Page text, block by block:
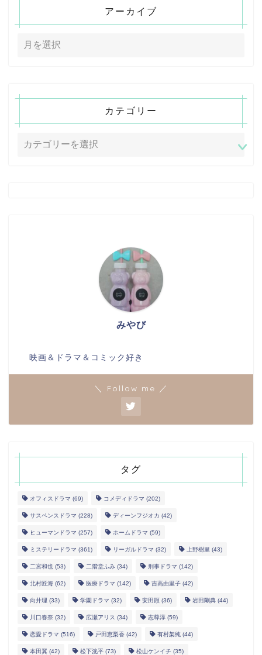
アーカイブ
カテゴリー
みやび
映画＆ドラマ＆コミック好き
＼ Follow me ／
タグ
オフィスドラマ (69) コメディドラマ (202)
サスペンスドラマ (228) ディーンフジオカ (42)
ヒューマンドラマ (257) ホームドラマ (59)
ミステリードラマ (361) リーガルドラマ (32) 上野樹里 (43)
二宮和也 (53) 二階堂ふみ (34) 刑事ドラマ (142)
北村匠海 (62) 医療ドラマ (142) 吉高由里子 (42)
向井理 (33) 学園ドラマ (32) 安田顕 (36) 岩田剛典 (44)
川口春奈 (32) 広瀬アリス (34) 志尊淳 (59)
恋愛ドラマ (516) 戸田恵梨香 (42) 有村架純 (44)
本田翼 (42) 松下洸平 (73) 松山ケンイチ (35)